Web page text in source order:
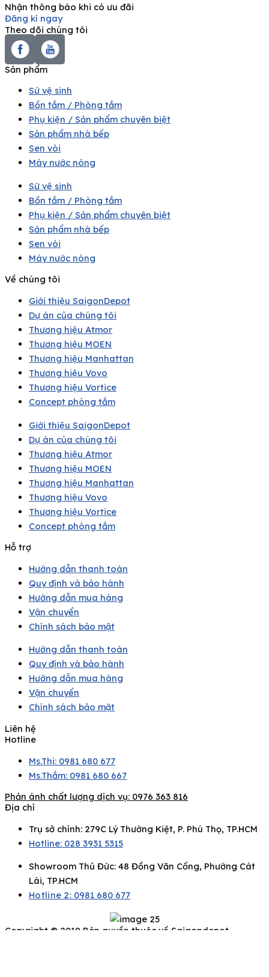
Nhận thông báo khi có ưu đãi
Đăng kí ngay
Theo dõi chúng tôi
Sản phẩm
Sứ vệ sinh
Bồn tắm / Phòng tắm
Phụ kiện / Sản phẩm chuyên biệt
Sản phẩm nhà bếp
Sen vòi
Máy nước nóng
Sứ vệ sinh
Bồn tắm / Phòng tắm
Phụ kiện / Sản phẩm chuyên biệt
Sản phẩm nhà bếp
Sen vòi
Máy nước nóng
Về chúng tôi
Giới thiệu SaigonDepot
Dự án của chúng tôi
Thương hiệu Atmor
Thương hiệu MOEN
Thương hiệu Manhattan
Thương hiệu Vovo
Thương hiệu Vortice
Concept phòng tắm
Giới thiệu SaigonDepot
Dự án của chúng tôi
Thương hiệu Atmor
Thương hiệu MOEN
Thương hiệu Manhattan
Thương hiệu Vovo
Thương hiệu Vortice
Concept phòng tắm
Hỗ trợ
Hướng dẫn thanh toán
Quy định và bảo hành
Hướng dẫn mua hàng
Vận chuyển
Chính sách bảo mật
Hướng dẫn thanh toán
Quy định và bảo hành
Hướng dẫn mua hàng
Vận chuyển
Chính sách bảo mật
Liên hệ
Hotline
Ms.Thi: 0981 680 677
Ms.Thắm: 0981 680 667
Phản ánh chất lượng dịch vụ: 0976 363 816
Địa chỉ
Trụ sở chính: 279C Lý Thường Kiệt, P. Phú Thọ, TP.HCM
Hotline: 028 3931 5315
Showroom Thủ Đức: 48 Đồng Văn Cống, Phường Cát
Lái, TP.HCM
Hotline 2: 0981 680 677
Copyright © 2019 Bản quyền thuộc về Saigondepot